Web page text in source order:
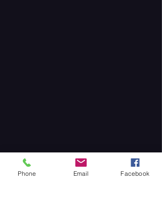
Phone Email Facebook